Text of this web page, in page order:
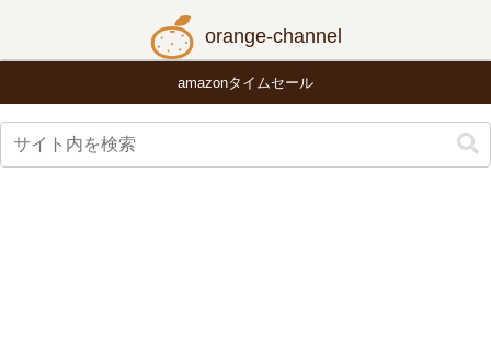
orange-channel
amazonタイムセール